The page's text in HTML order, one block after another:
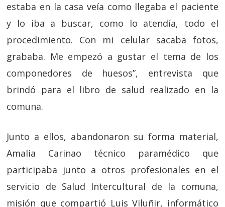
estaba en la casa veía como llegaba el paciente
y lo iba a buscar, como lo atendía, todo el
procedimiento. Con mi celular sacaba fotos,
grababa. Me empezó a gustar el tema de los
componedores de huesos”, entrevista que
brindó para el libro de salud realizado en la
comuna.
Junto a ellos, abandonaron su forma material,
Amalia Carinao técnico paramédico que
participaba junto a otros profesionales en el
servicio de Salud Intercultural de la comuna,
misión que compartió Luis Viluñir, informático